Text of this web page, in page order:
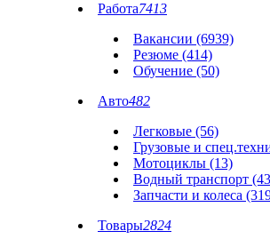
Работа7413
Вакансии (6939)
Резюме (414)
Обучение (50)
Авто482
Легковые (56)
Грузовые и
Мотоциклы (13)
Водный транспорт
Запчасти и колеса
Товары2824